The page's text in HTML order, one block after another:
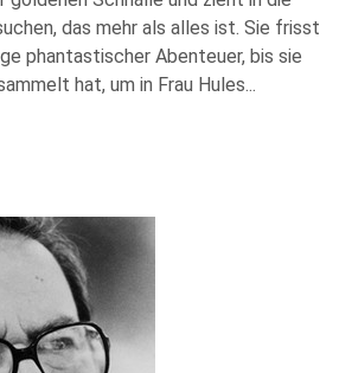
das mehr als alles ist. Sie frisst
phantastischer Abenteuer, bis sie
hat, um in Frau Hules...